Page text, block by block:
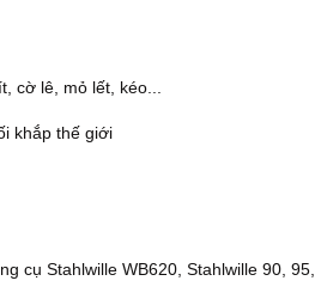
cờ lê, mỏ lết, kéo...
khắp thế giới
cụ Stahlwille WB620, Stahlwille 90,